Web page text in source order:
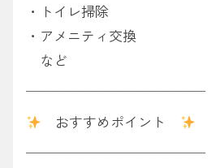
・トイレ掃除
・アメニティ交換
など
￣￣￣￣￣￣￣￣￣￣￣￣￣
おすすめポイント